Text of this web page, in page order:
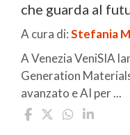
che guarda al
A cura di:Stefania
A Venezia VeniSIA
Generation
avanzato e AI per ...